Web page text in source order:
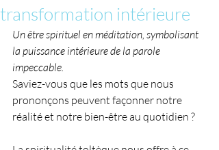
transformation intérieure
Un être spirituel en méditation, symbolisant
la puissance intérieure de la parole
impeccable.
Saviez-vous que les mots que nous
prononçons peuvent façonner notre
réalité et notre bien-être au quotidien ?